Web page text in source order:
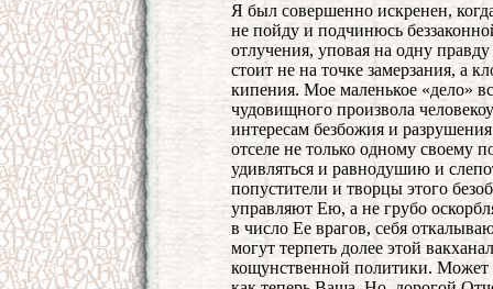
Я был совершенно искренен,
не пойду и подчинюсь
отлучения, уповая на одну
стоит не на точке замерзания, а
кипения. Мое маленькое «дело»
чудовищного произвола
интересам безбожия и
отселе не только одному своему
удивляться и равнодушию и
попустители и творцы этого
управляют Ею, а не грубо
в число Ее врагов, себя
могут терпеть долее этой
кощунственной политики. Может